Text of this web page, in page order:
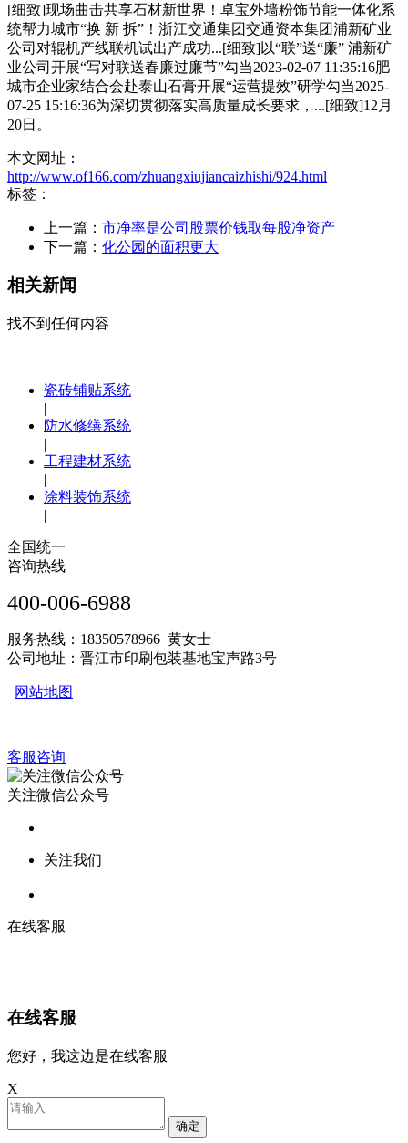
[细致]现场曲击共享石材新世界！卓宝外墙粉饰节能一体化系
统帮力城市“换 新 拆”！浙江交通集团交通资本集团浦新矿业
公司对辊机产线联机试出产成功...[细致]以“联”送“廉” 浦新矿
业公司开展“写对联送春廉过廉节”勾当2023-02-07 11:35:16肥
城市企业家结合会赴泰山石膏开展“运营提效”研学勾当2025-
07-25 15:16:36为深切贯彻落实高质量成长要求，...[细致]12月
20日。
本文网址：
http://www.of166.com/zhuangxiujiancaizhishi/924.html
标签：
上一篇： 市净率是公司股票价钱取每股净资产
下一篇： 化公园的面积更大
相关新闻
找不到任何内容
瓷砖铺贴系统
|
防水修缮系统
|
工程建材系统
|
涂料装饰系统
|
全国统一
咨询热线
400-006-6988
服务热线：18350578966 黄女士
公司地址：晋江市印刷包装基地宝声路3号
网站地图
客服咨询
关注微信公众号
关注我们
在线客服
在线客服
您好，我这边是在线客服
X
确定